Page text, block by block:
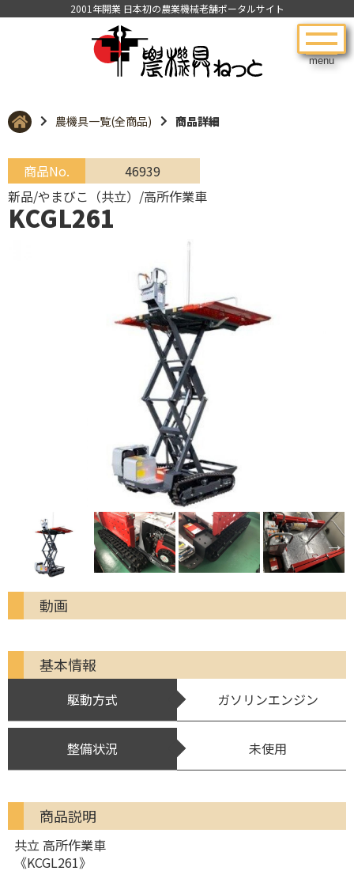
menu
2001年開業 日本初の農業機械老舗ポータルサイト
農機具一覧(全商品) 商品詳細
商品No.
46939
新品/やまびこ（共立）/高所作業車
KCGL261
動画
基本情報
駆動方式 ガソリンエンジン
整備状況 未使用
商品説明
共立 高所作業車
《KCGL261》